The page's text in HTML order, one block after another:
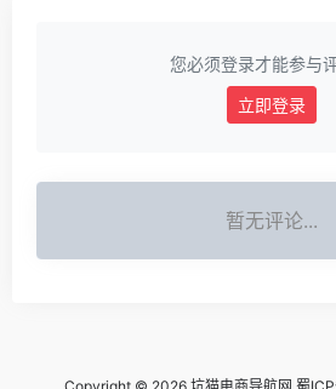
您必须登录才能参与评
立即登录
暂无评论...